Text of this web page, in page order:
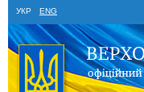
УКР ENG